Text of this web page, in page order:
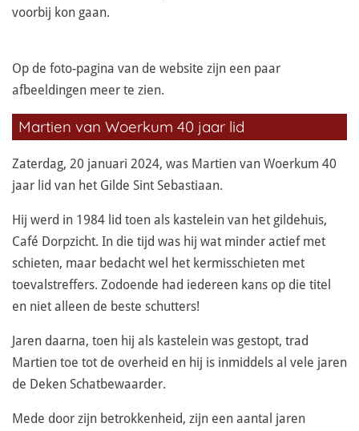
voorbij kon gaan.
Op de foto-pagina van de website zijn een paar
afbeeldingen meer te zien.
Martien van Woerkum 40 jaar lid
Zaterdag, 20 januari 2024, was Martien van Woerkum 40
jaar lid van het Gilde Sint Sebastiaan.
Hij werd in 1984 lid toen als kastelein van het gildehuis,
Café Dorpzicht. In die tijd was hij wat minder actief met
schieten, maar bedacht wel het kermisschieten met
toevalstreffers. Zodoende had iedereen kans op die titel
en niet alleen de beste schutters!
Jaren daarna, toen hij als kastelein was gestopt, trad
Martien toe tot de overheid en hij is inmiddels al vele jaren
de Deken Schatbewaarder.
Mede door zijn betrokkenheid, zijn een aantal jaren